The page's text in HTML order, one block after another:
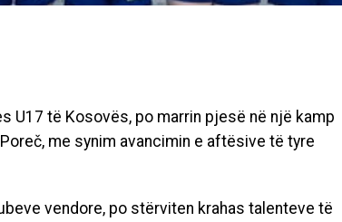
U17 të Kosovës, po marrin pjesë në një kamp
Poreč, me synim avancimin e aftësive të tyre
vendore, po stërviten krahas talenteve të